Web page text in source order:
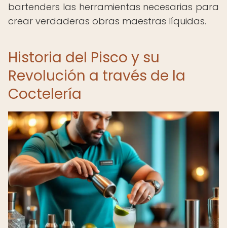
bartenders las herramientas necesarias para
crear verdaderas obras maestras líquidas.
Historia del Pisco y su
Revolución a través de la
Coctelería